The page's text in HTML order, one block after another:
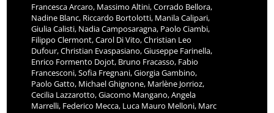
Francesca Arcaro, Massimo Altini, Corrado Bellora,
Nadine Blanc, Riccardo Bortolotti, Manila Calipari,
Giulia Calisti, Nadia Camposaragna, Paolo Ciambi,
Filippo Clermont, Carol Di Vito, Christian Leo
Dufour, Christian Evaspasiano, Giuseppe Farinella,
Enrico Formento Dojot, Bruno Fracasso, Fabio
Francesconi, Sofia Fregnani, Giorgia Gambino,
Paolo Gatto, Michael Ghignone, Marlène Jorrioz,
Cecilia Lazzarotto, Giacomo Mangano, Angela
Marrelli, Federico Mecca, Luca Mauro Melloni, Marc